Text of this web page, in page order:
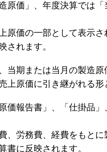
原価」、年度決算では
原価の一部として表示
されます。
当期または当月の製造原
上原価に引き継がれる形
価報告書」、「仕掛品
、労務費、経費をもと
書に反映されます。